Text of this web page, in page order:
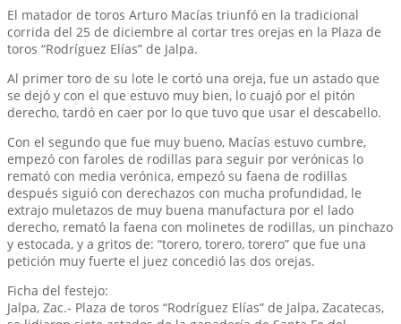
El matador de toros Arturo Macías triunfó en la tradicional
corrida del 25 de diciembre al cortar tres orejas en la Plaza de
toros “Rodríguez Elías” de Jalpa.
Al primer toro de su lote le cortó una oreja, fue un astado que
se dejó y con el que estuvo muy bien, lo cuajó por el pitón
derecho, tardó en caer por lo que tuvo que usar el descabello.
Con el segundo que fue muy bueno, Macías estuvo cumbre,
empezó con faroles de rodillas para seguir por verónicas lo
remató con media verónica, empezó su faena de rodillas
después siguió con derechazos con mucha profundidad, le
extrajo muletazos de muy buena manufactura por el lado
derecho, remató la faena con molinetes de rodillas, un pinchazo
y estocada, y a gritos de: “torero, torero, torero” que fue una
petición muy fuerte el juez concedió las dos orejas.
Ficha del festejo:
Jalpa, Zac.- Plaza de toros “Rodríguez Elías” de Jalpa, Zacatecas,